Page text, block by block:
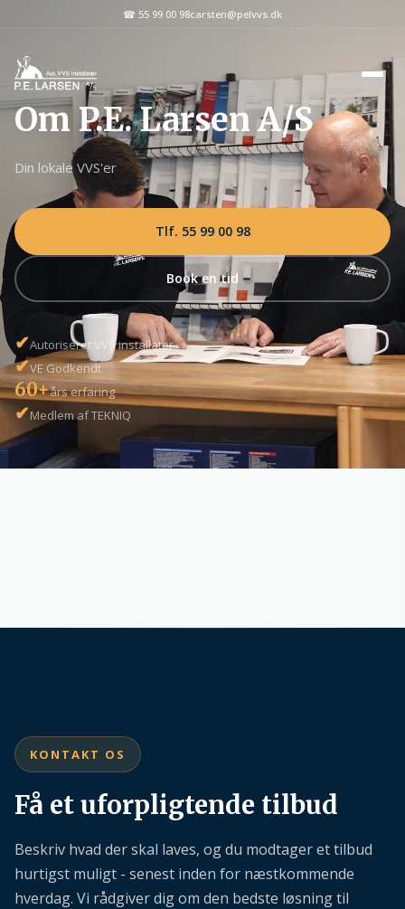
☎ 55 99 00 98carsten@pelvvs.dk
Om P.E. Larsen A/S
Din lokale VVS'er
Tlf. 55 99 00 98
Book en tid
✔Autoriseret VVS installatør
✔VE Godkendt
60+års erfaring
✔Medlem af TEKNIQ
KONTAKT OS
Få et uforpligtende tilbud
Beskriv hvad der skal laves, og du modtager et tilbud
hurtigst muligt - senest inden for næstkommende
hverdag. Vi rådgiver dig om den bedste løsning til